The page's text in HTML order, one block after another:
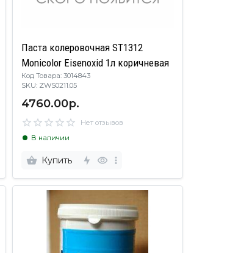
Паста колеровочная ST1312
Monicolor Eisenoxid 1л коричневая
Код Товара: 3014843
SKU: ZWS0211.05
4760.00р.
Нет отзывов
В наличии
Купить